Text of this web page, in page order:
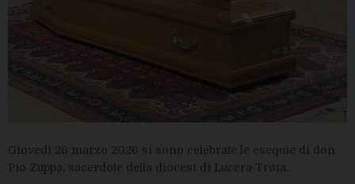
Giovedì 26 marzo 2026 si sono celebrate le esequie di don
Pio Zuppa, sacerdote della diocesi di Lucera-Troia.